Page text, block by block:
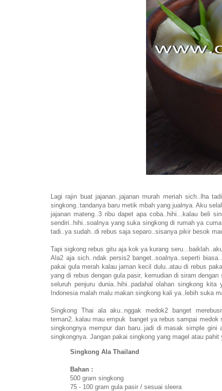
Lagi rajin buat jajanan..jajanan murah meriah sich..lha
singkong..tandanya baru metik mbah yang jualnya. Aku
jajanan mateng..3 ribu dapet apa coba..hihi...kalau beli
sendiri..hihi..soalnya yang suka singkong di rumah ya
tadi..ya sudah..di rebus saja separo..sisanya pikir besok
Tapi sigkong rebus gitu aja kok ya kurang
Ala2 aja sich..ndak persis2 banget..soalnya..seperti
pakai gula merah kalau jaman kecil dulu..atau di rebus
yang di rebus dengan gula pasir, kemudian di siram
seluruh penjuru dunia..hihi..padahal olahan singkong
Indonesia malah malu makan singkong kali ya..lebih suka
Singkong Thai ala aku..nggak medok2 banget
teman2..kalau mau empuk banget ya rebus sampai
singkongnya mempur dan baru..jadi di masak simple
singkongnya. Jangan pakai singkong yang magel atau
Singkong Ala Thailand
Bahan :
500 gram singkong
75 - 100 gram gula pasir / sesuai sleera